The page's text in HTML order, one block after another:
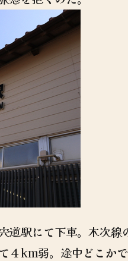
道駅にて下車。木次
４km弱。途中どこか